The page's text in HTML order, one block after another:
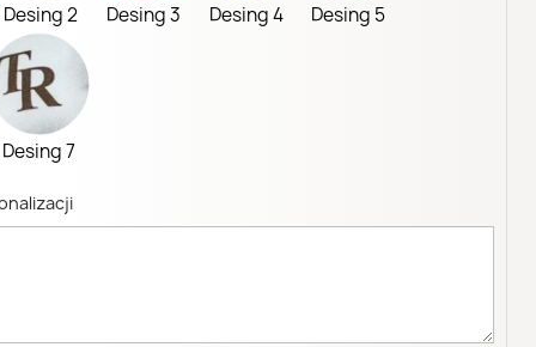
×
×
Desing 2 Desing 3 Desing 4 Desing 5
Desing 7